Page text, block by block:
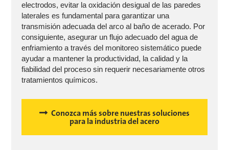
electrodos, evitar la oxidación desigual de las paredes
laterales es fundamental para garantizar una
transmisión adecuada del arco al baño de acerado. Por
consiguiente, asegurar un flujo adecuado del agua de
enfriamiento a través del monitoreo sistemático puede
ayudar a mantener la productividad, la calidad y la
fiabilidad del proceso sin requerir necesariamente otros
tratamientos químicos.
Conozca más sobre nuestras soluciones
para la industria del acero